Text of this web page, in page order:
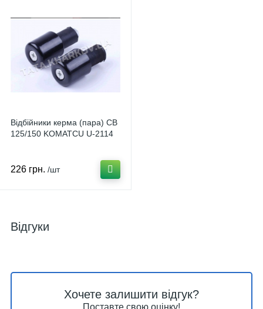
Відбійники керма (пара) CB
125/150 KOMATCU U-2114
226 грн. /шт
Відгуки
Хочете залишити відгук?
Поставте свою оцінку!